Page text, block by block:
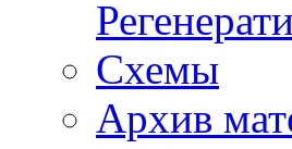
Схемы
Архив